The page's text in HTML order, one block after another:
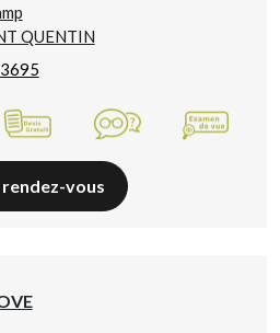
QUENTIN
rendez-vous